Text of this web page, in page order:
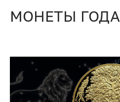
МОНЕТЫ ГОДА